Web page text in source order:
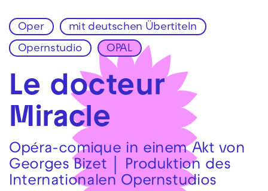
Zur Hauptnavigation springen
Zum Hauptinhalt springen Zum Footer springen
Oper mit deutschen Übertiteln
Opernstudio OPAL
Le docteur
Miracle
Opéra-comique in einem Akt von
Georges Bizet │ Produktion des
Internationalen Opernstudios